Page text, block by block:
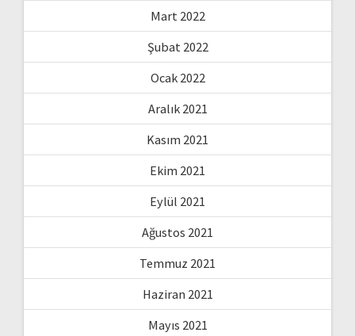
Mart 2022
Şubat 2022
Ocak 2022
Aralık 2021
Kasım 2021
Ekim 2021
Eylül 2021
Ağustos 2021
Temmuz 2021
Haziran 2021
Mayıs 2021